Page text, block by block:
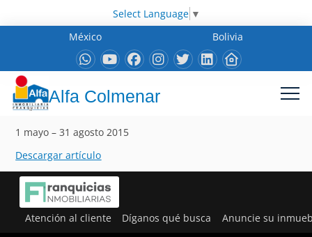
Select Language ▼
México
Bolivia
Alfa Colmenar
1 mayo – 31 agosto 2015
Descargar artículo
Atención al cliente Díganos qué busca Anuncie su